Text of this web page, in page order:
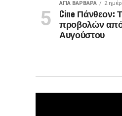
ΑΓΙΑ ΒΑΡΒΑΡΑ 2
Cine Πάνθεον:
προβολών από
Αυγούστου